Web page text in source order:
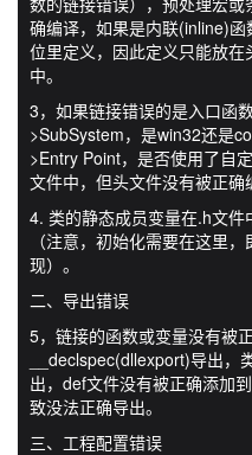
确编译，如果是内联(inline)
位里定义，因此定义只能放
中。
3，如果链接错误的是入口函
>SubSystem，是win32还是
>Entry Point，是否使用了自
文件中，但头文件没有被正确
4. 类的静态成员变量在.h文
（注意，初始化需要在这里
现）。
二、导出错误
5，链接的函数或变量没有被
__declspec(dllexport)导出
出，def文件没有被正确添加
致没法正确导出。
三、工程配置错误